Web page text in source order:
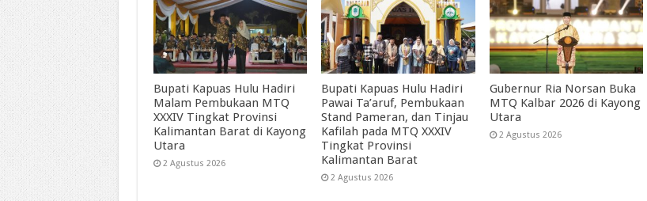
Bupati Kapuas Hulu Hadiri
Malam Pembukaan MTQ
XXXIV Tingkat Provinsi
Kalimantan Barat di Kayong
Utara
2 Agustus 2026
Bupati Kapuas Hulu Hadiri
Pawai Ta’aruf, Pembukaan
Stand Pameran, dan Tinjau
Kafilah pada MTQ XXXIV
Tingkat Provinsi
Kalimantan Barat
2 Agustus 2026
Gubernur Ria Norsan Buka
MTQ Kalbar 2026 di Kayong
Utara
2 Agustus 2026